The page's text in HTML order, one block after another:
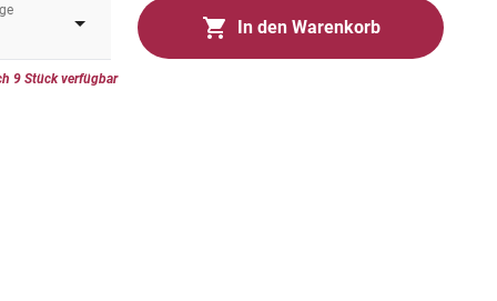
In den Warenkorb
9 Stück verfügbar